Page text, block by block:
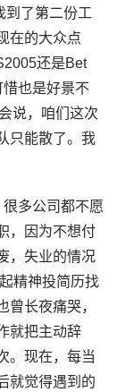
到了第二份工
在的大众点
还是Bet
也是好景不
说，咱们这次
只能散了。我
多公司都不愿
，因为不想付
，失业的情况
精神投简历找
曾长夜痛哭，
就把主动辞
。现在，每当
就觉得遇到的